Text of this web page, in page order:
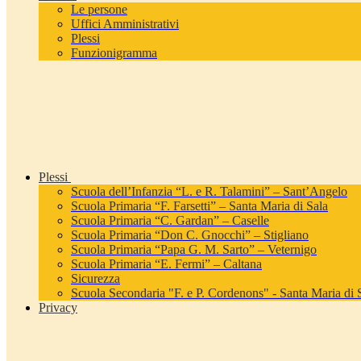
Le persone
Uffici Amministrativi
Plessi
Funzionigramma
Plessi
Scuola dell’Infanzia “L. e R. Talamini” – Sant’Angelo
Scuola Primaria “F. Farsetti” – Santa Maria di Sala
Scuola Primaria “C. Gardan” – Caselle
Scuola Primaria “Don C. Gnocchi” – Stigliano
Scuola Primaria “Papa G. M. Sarto” – Veternigo
Scuola Primaria “E. Fermi” – Caltana
Sicurezza
Scuola Secondaria "F. e P. Cordenons" - Santa Maria di
Privacy